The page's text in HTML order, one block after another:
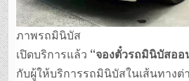
ภาพรถมินิบัส
เปิดบริการแล้ว “จองตั๋วรถมินิบัสออ
กับผู้ให้บริการรถมินิบัสในเส้นทางต่